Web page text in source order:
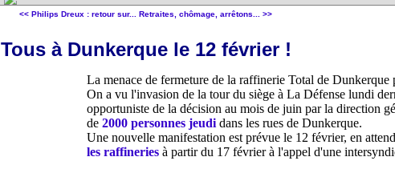
<< Philips Dreux : retour sur... Retraites, chômage, arrêtons... >>
Tous à Dunkerque le 12 février !
La menace de fermeture de la raffinerie Total de Dunkerque
On a vu l'invasion de la tour du siège à La Défense lundi
opportuniste de la décision au mois de juin par la direction
de 2000 personnes jeudidans les rues de Dunkerque.
Une nouvelle manifestation est prévue le 12 février, en
les raffineriesà partir du 17 février à l'appel d'une